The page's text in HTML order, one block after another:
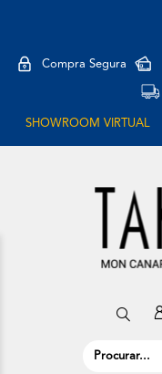
Compra Segura
SHOWROOM VIRTUAL